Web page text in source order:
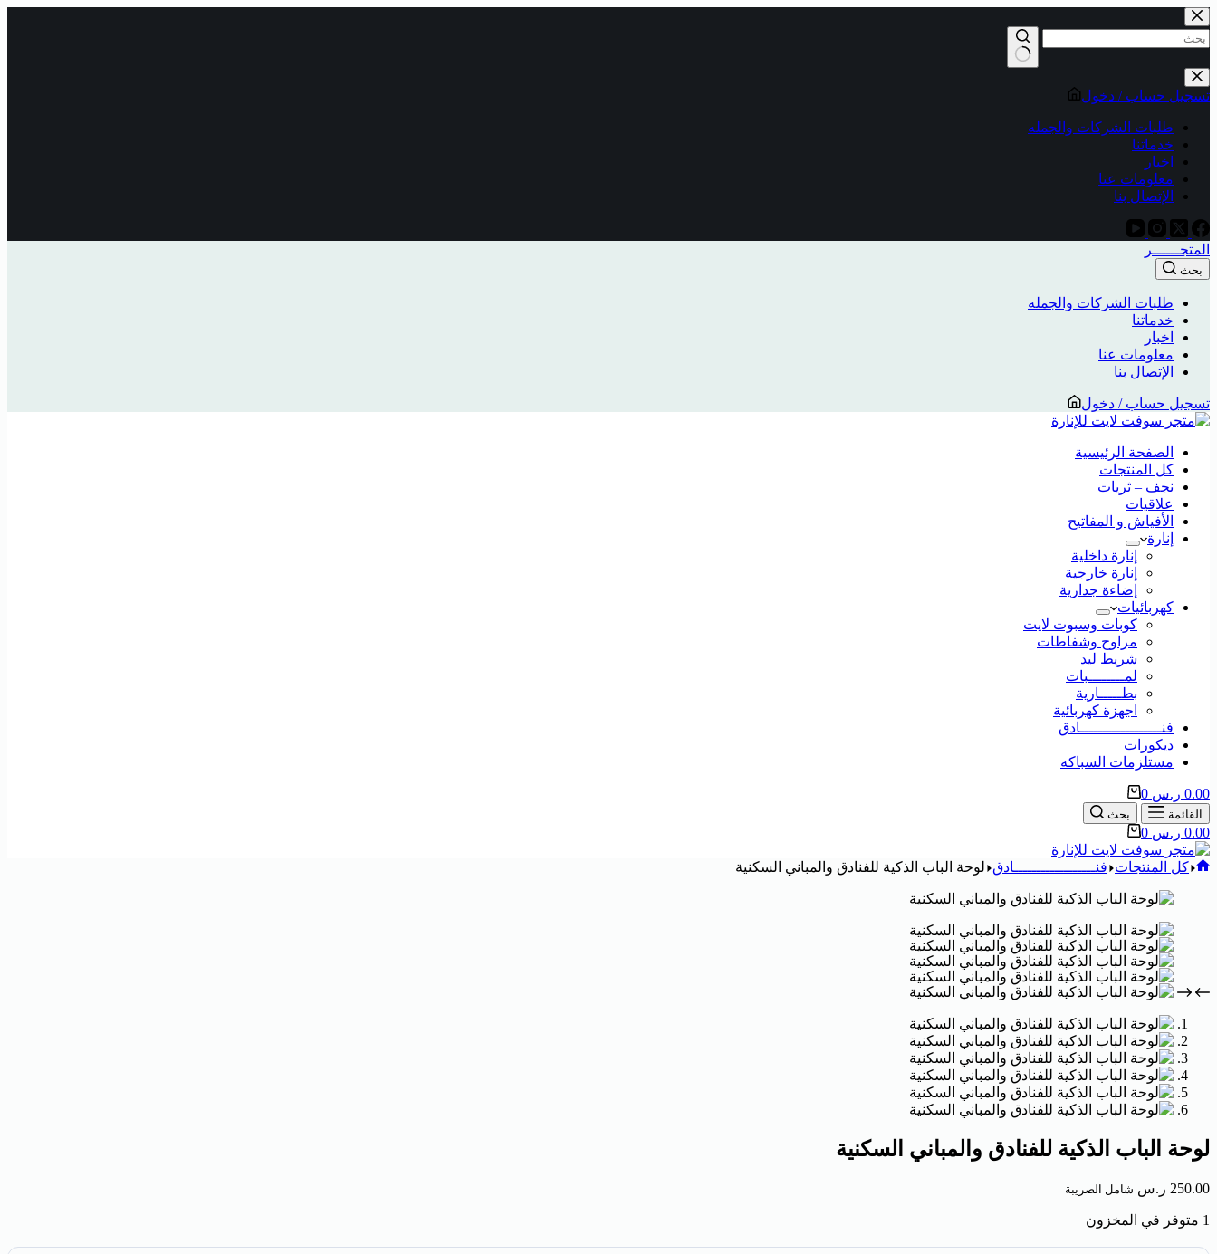
تسجيل حساب / دخول
طلبات الشركات والجمله
خدماتنا
اخبار
معلومات عنا
الإتصال بنا
المتجــــــر
بحث
طلبات الشركات والجمله
خدماتنا
اخبار
معلومات عنا
الإتصال بنا
تسجيل حساب / دخول
الصفحة الرئيسية
كل المنتجات
نجف – ثريات
علاقيات
الأفياش و المفاتيح
إنارة
إنارة داخلية
إنارة خارجية
إضاءة جدارية
كهربائيات
كوبات وسبوت لايت
مراوح وشفاطات
شريط ليد
لمــــــــبات
بطـــــارية
اجهزة كهربائية
فنــــــــــــــــــادق
ديكورات
مستلزمات السباكه
0.00 ر.س 0
القائمة بحث
0.00 ر.س 0
كل المنتجات فنــــــــــــــــــادق لوحة الباب الذكية للفنادق والمباني السكنية
لوحة الباب الذكية للفنادق والمباني السكنية
250.00 ر.س شامل الضريبة
1 متوفر في المخزون